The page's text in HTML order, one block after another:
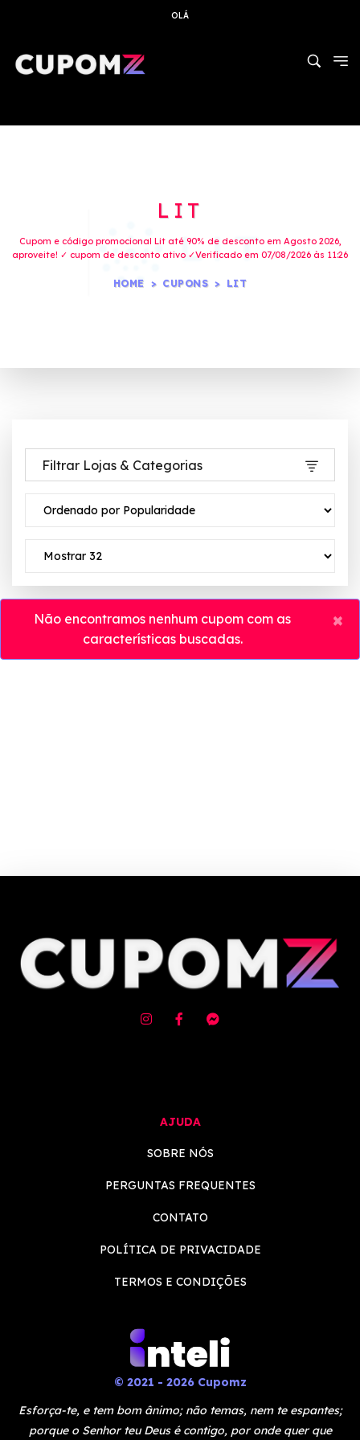
OLÁ
LIT
Cupom e código promocional Lit até 90% de desconto em Agosto 2026,
aproveite! ✓ cupom de desconto ativo ✓Verificado em 07/08/2026 às 11:26
HOME CUPONS LIT
Filtrar Lojas & Categorias
Não encontramos nenhum cupom com as
características buscadas.
×
AJUDA
SOBRE NÓS
PERGUNTAS FREQUENTES
CONTATO
POLÍTICA DE PRIVACIDADE
TERMOS E CONDIÇÕES
© 2021 - 2026 Cupomz
Esforça-te, e tem bom ânimo; não temas, nem te espantes;
porque o Senhor teu Deus é contigo, por onde quer que